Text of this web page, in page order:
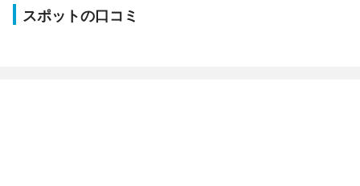
スポットの口コミ